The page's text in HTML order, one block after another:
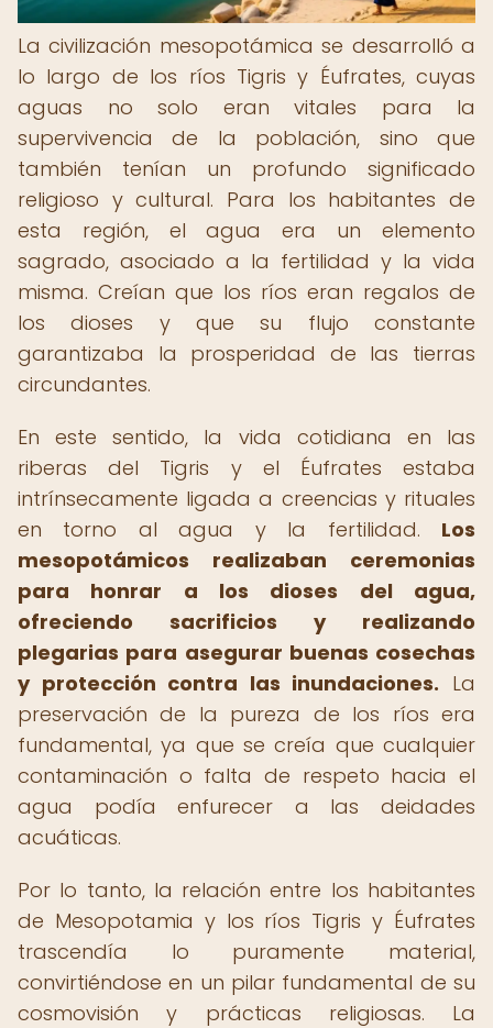
La civilización mesopotámica se desarrolló a
lo largo de los ríos Tigris y Éufrates, cuyas
aguas no solo eran vitales para la
supervivencia de la población, sino que
también tenían un profundo significado
religioso y cultural. Para los habitantes de
esta región, el agua era un elemento
sagrado, asociado a la fertilidad y la vida
misma. Creían que los ríos eran regalos de
los dioses y que su flujo constante
garantizaba la prosperidad de las tierras
circundantes.
En este sentido, la vida cotidiana en las
riberas del Tigris y el Éufrates estaba
intrínsecamente ligada a creencias y rituales
en torno al agua y la fertilidad. Los
mesopotámicos realizaban ceremonias
para honrar a los dioses del agua,
ofreciendo sacrificios y realizando
plegarias para asegurar buenas cosechas
y protección contra las inundaciones. La
preservación de la pureza de los ríos era
fundamental, ya que se creía que cualquier
contaminación o falta de respeto hacia el
agua podía enfurecer a las deidades
acuáticas.
Por lo tanto, la relación entre los habitantes
de Mesopotamia y los ríos Tigris y Éufrates
trascendía lo puramente material,
convirtiéndose en un pilar fundamental de su
cosmovisión y prácticas religiosas. La